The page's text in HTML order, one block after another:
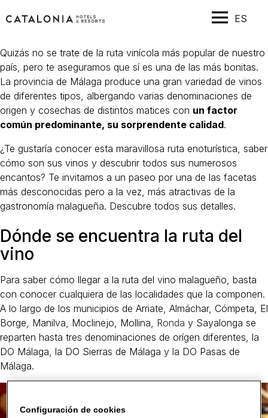
ES
Quizás no se trate de la ruta vinícola más popular de nuestro
país, pero te aseguramos que sí es una de las más bonitas.
La provincia de Málaga produce una gran variedad de vinos
de diferentes tipos, albergando varias denominaciones de
origen y cosechas de distintos matices con un factor
común predominante, su sorprendente calidad.
¿Te gustaría conocer esta maravillosa ruta enoturística, saber
cómo son sus vinos y descubrir todos sus numerosos
encantos? Te invitamos a un paseo por una de las facetas
más desconocidas pero a la vez, más atractivas de la
gastronomía malagueña. Descubre todos sus detalles.
Dónde se encuentra la ruta del
vino
Para saber cómo llegar a la ruta del vino malagueño, basta
con conocer cualquiera de las localidades que la componen.
A lo largo de los municipios de Arriate, Almáchar, Cómpeta, El
Borge, Manilva, Moclinejo, Mollina, Ronda y Sayalonga se
reparten hasta tres denominaciones de orígen diferentes, la
DO Málaga, la DO Sierras de Málaga y la DO Pasas de
Málaga.
Configuración de cookies